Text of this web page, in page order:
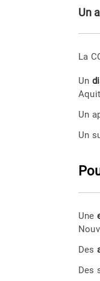
Un
La
Un
Un
Un
Une
Des
Des